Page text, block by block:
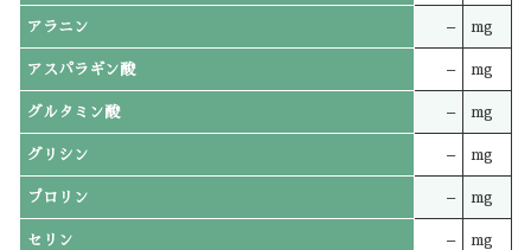
アラニン – mg
アスパラギン酸 – mg
グルタミン酸 – mg
グリシン – mg
プロリン – mg
セリン – mg